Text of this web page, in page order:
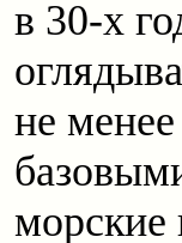
в 30-х
не